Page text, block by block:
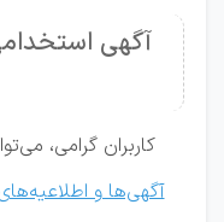
آگهی
کاربران گرامی،
آگهی‌ها و